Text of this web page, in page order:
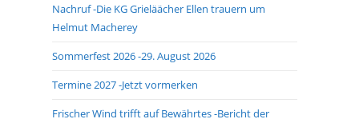
Nachruf -Die KG Grieläächer Ellen trauern um
Helmut Macherey
Sommerfest 2026 -29. August 2026
Termine 2027 -Jetzt vormerken
Frischer Wind trifft auf Bewährtes -Bericht der